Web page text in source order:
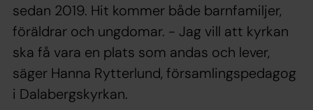
sedan 2019. Hit kommer både barnfamiljer,
föräldrar och ungdomar. - Jag vill att kyrkan
ska få vara en plats som andas och lever,
säger Hanna Rytterlund, församlingspedagog
i Dalabergskyrkan.